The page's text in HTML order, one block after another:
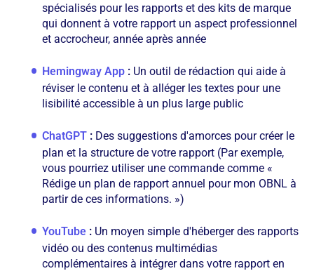
spécialisés pour les rapports et des kits de marque
qui donnent à votre rapport un aspect professionnel
et accrocheur, année après année
Hemingway App : Un outil de rédaction qui aide à
réviser le contenu et à alléger les textes pour une
lisibilité accessible à un plus large public
ChatGPT : Des suggestions d'amorces pour créer le
plan et la structure de votre rapport (Par exemple,
vous pourriez utiliser une commande comme «
Rédige un plan de rapport annuel pour mon OBNL à
partir de ces informations. »)
YouTube : Un moyen simple d'héberger des rapports
vidéo ou des contenus multimédias
complémentaires à intégrer dans votre rapport en